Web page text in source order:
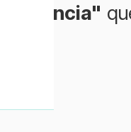
la ciencia"